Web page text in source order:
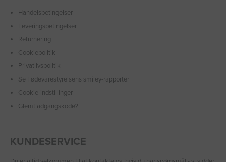
Handelsbetingelser
Leveringsbetingelser
Returnering
Cookiepolitik
Privatlivspolitik
Se Fødevarestyrelsens smiley-rapporter
Cookie-indstillinger
Glemt adgangskode?
KUNDESERVICE